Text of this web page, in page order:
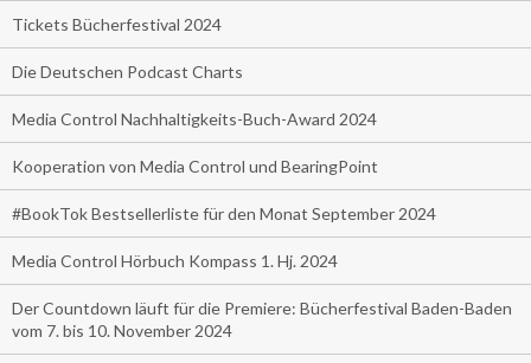
Tickets Bücherfestival 2024
Die Deutschen Podcast Charts
Media Control Nachhaltigkeits-Buch-Award 2024
Kooperation von Media Control und BearingPoint
#BookTok Bestsellerliste für den Monat September 2024
Media Control Hörbuch Kompass 1. Hj. 2024
Der Countdown läuft für die Premiere: Bücherfestival Baden-Baden
vom 7. bis 10. November 2024